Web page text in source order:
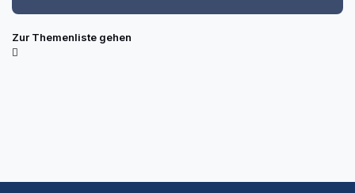
Zur Themenliste gehen